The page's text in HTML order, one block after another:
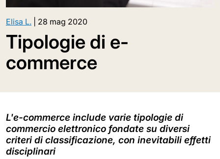
Elisa L. 28 mag 2020
Tipologie di e-
commerce
L'e-commerce include varie tipologie di
commercio elettronico fondate su diversi
criteri di classificazione, con inevitabili effetti
disciplinari